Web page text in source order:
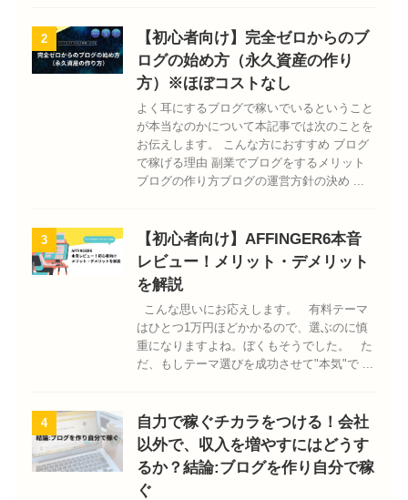
2
【初心者向け】完全ゼロからのブ
ログの始め方（永久資産の作り
方）※ほぼコストなし
よく耳にするブログで稼いでいるということ
が本当なのかについて本記事では次のことを
お伝えします。 こんな方におすすめ ブログ
で稼げる理由 副業でブログをするメリット
ブログの作り方ブログの運営方針の決め ...
3
【初心者向け】AFFINGER6本音
レビュー！メリット・デメリット
を解説
こんな思いにお応えします。 有料テーマ
はひとつ1万円ほどかかるので、選ぶのに慎
重になりますよね。ぼくもそうでした。 た
だ、もしテーマ選びを成功させて"本気"で ...
4
自力で稼ぐチカラをつける！会社
以外で、収入を増やすにはどうす
るか？結論:ブログを作り自分で稼
ぐ